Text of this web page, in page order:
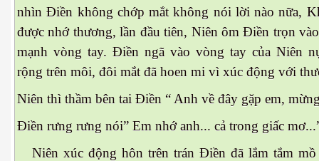
nhìn Điền không chớp mắt không nói lời nào nữa,
được nhớ thương, lần đầu tiên, Niên ôm Điền trọn
mạnh vòng tay. Điền ngã vào vòng tay của Niên
rộng trên môi, đôi mắt đã hoen mi vì xúc động với
Niên thì thầm bên tai Điền “ Anh về đây gặp em,
Điền rưng rưng nói” Em nhớ anh... cả trong giấc
Niên xúc động hôn trên trán Điền đã lắm tắm